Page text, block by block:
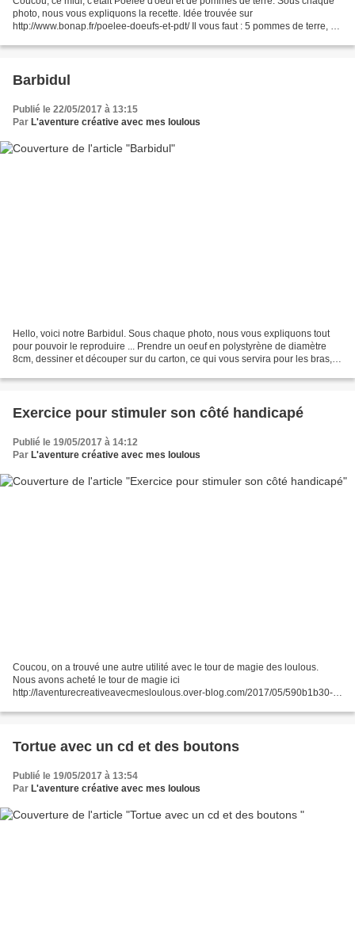
photo, nous vous expliquons la recette. Idée trouvée sur
http://www.bonap.fr/poelee-doeufs-et-pdt/ Il vous faut : 5 pommes de terre, de
Barbidul
Publié le 22/05/2017 à 13:15
Par L'aventure créative avec mes loulous
Hello, voici notre Barbidul. Sous chaque photo, nous vous expliquons tout
pour pouvoir le reproduire ... Prendre un oeuf en polystyrène de diamètre
8cm, dessiner et découper sur du carton, ce qui vous servira pour les bras,
Exercice pour stimuler son côté handicapé
Publié le 19/05/2017 à 14:12
Par L'aventure créative avec mes loulous
Coucou, on a trouvé une autre utilité avec le tour de magie des loulous.
Nous avons acheté le tour de magie ici
http://laventurecreativeavecmesloulous.over-blog.com/2017/05/590b1b30-
Tortue avec un cd et des boutons
Publié le 19/05/2017 à 13:54
Par L'aventure créative avec mes loulous